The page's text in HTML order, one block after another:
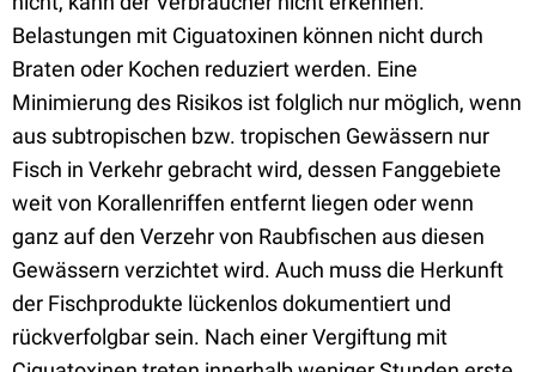
Belastungen mit Ciguatoxinen können nicht durch
Braten oder Kochen reduziert werden. Eine
Minimierung des Risikos ist folglich nur möglich, wenn
aus subtropischen bzw. tropischen Gewässern nur
Fisch in Verkehr gebracht wird, dessen Fanggebiete
weit von Korallenriffen entfernt liegen oder wenn
ganz auf den Verzehr von Raubfischen aus diesen
Gewässern verzichtet wird. Auch muss die Herkunft
der Fischprodukte lückenlos dokumentiert und
rückverfolgbar sein. Nach einer Vergiftung mit